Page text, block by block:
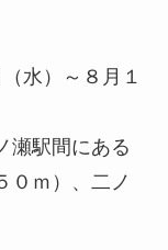
水）～８月１
瀬駅間にある
０ｍ）、二ノ